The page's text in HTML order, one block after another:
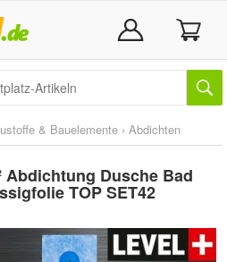
& Bauelemente › Abdichten
Abdichtung Dusche Bad
TOP SET42